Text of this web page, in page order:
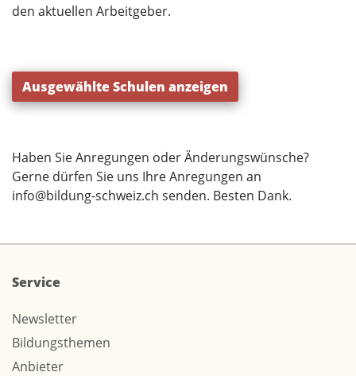
den aktuellen Arbeitgeber.
Ausgewählte Schulen anzeigen
Haben Sie Anregungen oder Änderungswünsche?
Gerne dürfen Sie uns Ihre Anregungen an
info@bildung-schweiz.ch senden. Besten Dank.
Service
Newsletter
Bildungsthemen
Anbieter